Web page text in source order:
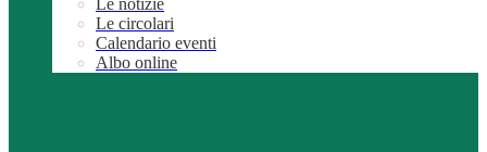
Le notizie
Le circolari
Calendario eventi
Albo online